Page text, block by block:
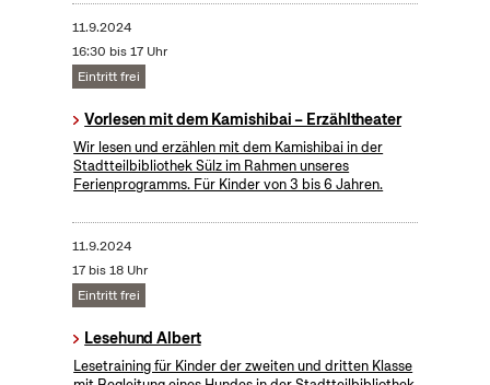
11.9.2024
16:30 bis 17 Uhr
Eintritt frei
Vorlesen mit dem Kamishibai – Erzähltheater
Wir lesen und erzählen mit dem Kamishibai in der
Stadtteilbibliothek Sülz im Rahmen unseres
Ferienprogramms. Für Kinder von 3 bis 6 Jahren.
11.9.2024
17 bis 18 Uhr
Eintritt frei
Lesehund Albert
Lesetraining für Kinder der zweiten und dritten Klasse